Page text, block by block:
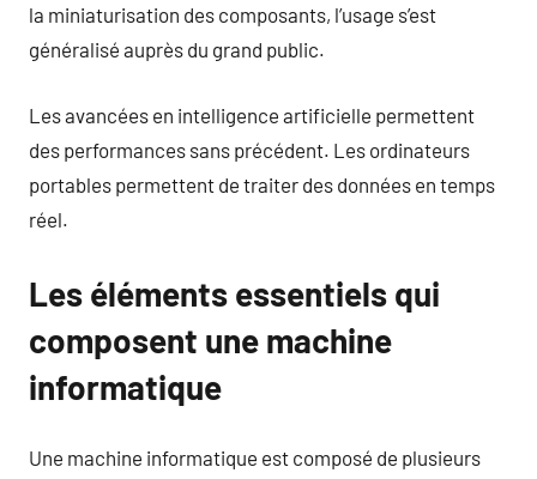
la miniaturisation des composants, l’usage s’est
généralisé auprès du grand public.
Les avancées en intelligence artificielle permettent
des performances sans précédent. Les ordinateurs
portables permettent de traiter des données en temps
réel.
Les éléments essentiels qui
composent une machine
informatique
Une machine informatique est composé de plusieurs